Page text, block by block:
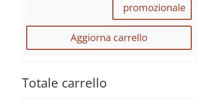
promozionale
Aggiorna carrello
Totale carrello